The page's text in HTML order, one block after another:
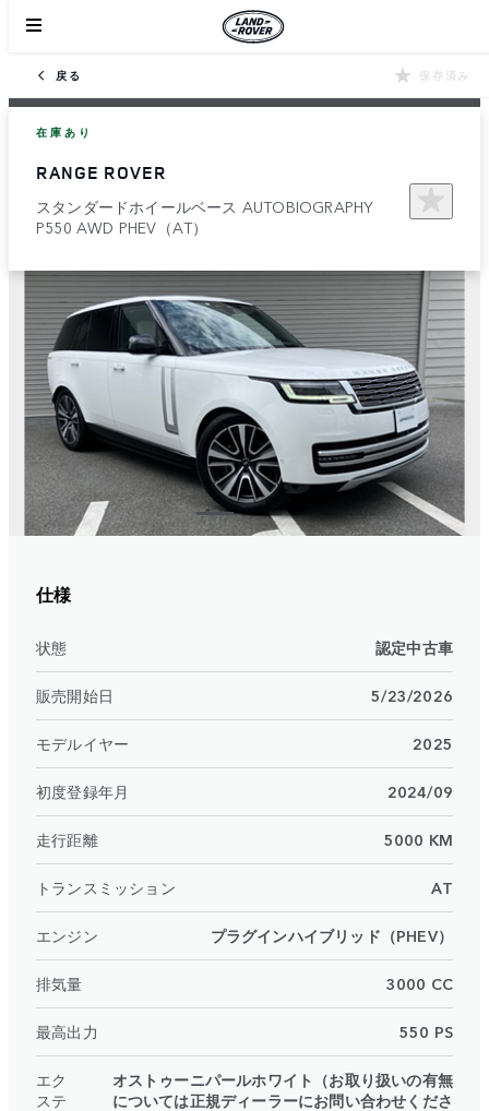
戻る 保存済み
在庫あり
RANGE ROVER
スタンダードホイールベース AUTOBIOGRAPHY
P550 AWD PHEV（AT）
仕様
状態 認定中古車
販売開始日 5/23/2026
モデルイヤー 2025
初度登録年月 2024/09
走行距離 5000 KM
トランスミッション AT
エンジン プラグインハイブリッド（PHEV）
排気量 3000 CC
最高出力 550 PS
エク
ステ
オストゥーニパールホワイト（お取り扱いの有無
については正規ディーラーにお問い合わせくださ